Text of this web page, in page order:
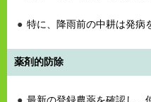
特に、降雨前の中耕は発病
薬剤的防除